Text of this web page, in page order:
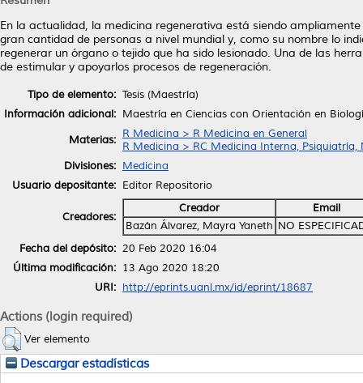
En la actualidad, la medicina regenerativa está siendo
gran cantidad de personas a nivel mundial y, como su nombre lo
regenerar un órgano o tejido que ha sido lesionado. Una de las
de estimular y apoyarlos procesos de regeneración.
Tipo de elemento: Tesis (Maestría)
Información adicional: Maestría en Ciencias con Orientación en
Materias: R Medicina > R Medicina en General
R Medicina > RC Medicina Interna, Psiquiatría,
Divisiones: Medicina
Usuario depositante: Editor Repositorio
Creadores:
Creador
Email
Bazán Álvarez, Mayra Yaneth NO
Fecha del depósito: 20 Feb 2020 16:04
Última modificación: 13 Ago 2020 18:20
URI: http://eprints.uanl.mx/id/eprint/18687
Actions (login required)
Ver elemento
Descargar estadísticas